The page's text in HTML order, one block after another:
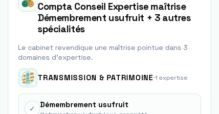
Compta Conseil Expertise maîtrise
Démembrement usufruit + 3 autres
spécialités
Le cabinet revendique une maîtrise pointue dans 3
domaines d'expertise.
TRANSMISSION & PATRIMOINE·1 expertise
✓ Démembrement usufruit